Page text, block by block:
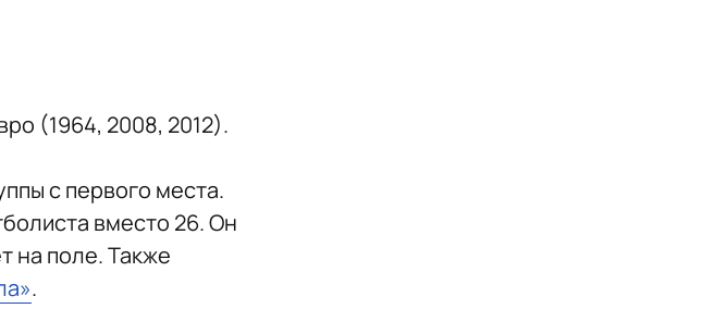
(1964, 2008, 2012).
с первого места.
вместо 26. Он
на поле. Также
.